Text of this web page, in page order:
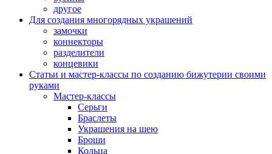
другое
Для создания многорядных украшений
замочки
коннекторы
разделители
концевики
Статьи и мастер-классы по созданию бижутерии своими
руками
Мастер-классы
Серьги
Браслеты
Украшения на шею
Броши
Кольца